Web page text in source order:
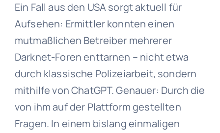
Ein Fall aus den USA sorgt aktuell für
Aufsehen: Ermittler konnten einen
mutmaßlichen Betreiber mehrerer
Darknet-Foren enttarnen – nicht etwa
durch klassische Polizeiarbeit, sondern
mithilfe von ChatGPT. Genauer: Durch die
von ihm auf der Plattform gestellten
Fragen. In einem bislang einmaligen